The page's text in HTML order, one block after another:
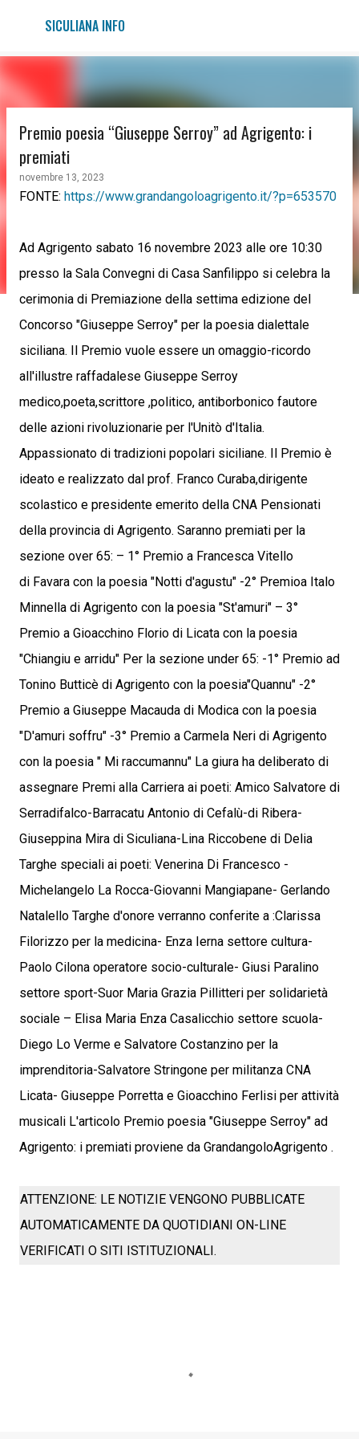
Passa ai contenuti principali
SICULIANA INFO
Premio poesia “Giuseppe Serroy” ad Agrigento: i
premiati
novembre 13, 2023
FONTE: https://www.grandangoloagrigento.it/?p=653570
Ad Agrigento sabato 16 novembre 2023 alle ore 10:30
presso la Sala Convegni di Casa Sanfilippo si celebra la
cerimonia di Premiazione della settima edizione del
Concorso "Giuseppe Serroy" per la poesia dialettale
siciliana. Il Premio vuole essere un omaggio-ricordo
all'illustre raffadalese Giuseppe Serroy
medico,poeta,scrittore ,politico, antiborbonico fautore
delle azioni rivoluzionarie per l'Unitò d'Italia.
Appassionato di tradizioni popolari siciliane. Il Premio è
ideato e realizzato dal prof. Franco Curaba,dirigente
scolastico e presidente emerito della CNA Pensionati
della provincia di Agrigento. Saranno premiati per la
sezione over 65: – 1° Premio a Francesca Vitello
di Favara con la poesia "Notti d'agustu" -2° Premioa Italo
Minnella di Agrigento con la poesia "St'amuri" – 3°
Premio a Gioacchino Florio di Licata con la poesia
"Chiangiu e arridu" Per la sezione under 65: -1° Premio ad
Tonino Butticè di Agrigento con la poesia"Quannu" -2°
Premio a Giuseppe Macauda di Modica con la poesia
"D'amuri soffru" -3° Premio a Carmela Neri di Agrigento
con la poesia " Mi raccumannu" La giura ha deliberato di
assegnare Premi alla Carriera ai poeti: Amico Salvatore di
Serradifalco-Barracatu Antonio di Cefalù-di Ribera-
Giuseppina Mira di Siculiana-Lina Riccobene di Delia
Targhe speciali ai poeti: Venerina Di Francesco -
Michelangelo La Rocca-Giovanni Mangiapane- Gerlando
Natalello Targhe d'onore verranno conferite a :Clarissa
Filorizzo per la medicina- Enza Ierna settore cultura-
Paolo Cilona operatore socio-culturale- Giusi Paralino
settore sport-Suor Maria Grazia Pillitteri per solidarietà
sociale – Elisa Maria Enza Casalicchio settore scuola-
Diego Lo Verme e Salvatore Costanzino per la
imprenditoria-Salvatore Stringone per militanza CNA
Licata- Giuseppe Porretta e Gioacchino Ferlisi per attività
musicali L'articolo Premio poesia "Giuseppe Serroy" ad
Agrigento: i premiati proviene da GrandangoloAgrigento .
ATTENZIONE: LE NOTIZIE VENGONO PUBBLICATE
AUTOMATICAMENTE DA QUOTIDIANI ON-LINE
VERIFICATI O SITI ISTITUZIONALI.